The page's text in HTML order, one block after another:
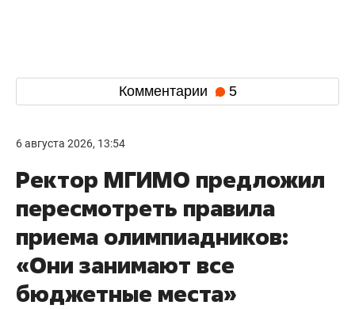
Комментарии 5
6 августа 2026, 13:54
Ректор МГИМО предложил
пересмотреть правила
приема олимпиадников:
«Они занимают все
бюджетные места»